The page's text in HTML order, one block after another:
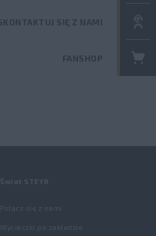
SKONTAKTUJ SIĘ Z
FANSHOP
Świat STEYR
Połącz się z nami
Wycieczki po zakładzie